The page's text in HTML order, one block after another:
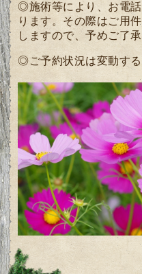
◎施術等により、お電
ります。その際はご用
しますので、予めご了承
◎ご予約状況は変動する